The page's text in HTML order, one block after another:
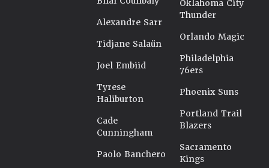
Alexandre Sarr
Tidjane Salaün
Joel Embiid
Tyrese
Haliburton
Cade
Cunningham
Paolo Banchero
Oklahoma City
Thunder
Orlando Magic
Philadelphia
76ers
Phoenix Suns
Portland Trail
Blazers
Sacramento
Kings